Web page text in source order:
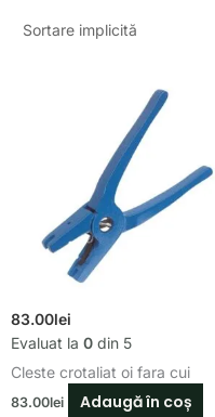
83.00lei
Evaluat la 0 din 5
Cleste crotaliat oi fara cui
83.00lei Adaugă în coș